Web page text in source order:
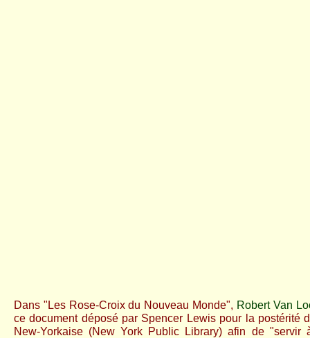
Dans "Les Rose-Croix du Nouveau Monde", Robert Van
ce document déposé par Spencer Lewis pour la postérité
New-Yorkaise (New York Public Library) afin de "servir